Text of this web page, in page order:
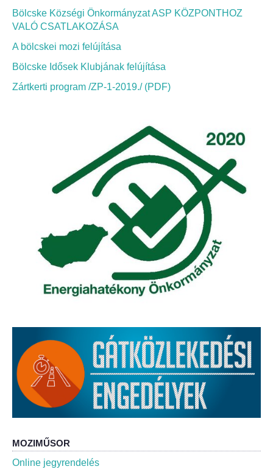
ÖNKORMÁNYZAT
Képviselő-testület
Képviselő-testületi ülések
Bizottsági ülések
A helyi választási bizottság
A helyi választási bizottság határozatai
Roma Nemzetiségi Önkormányzat
Roma Nemzetiségi Önkormányzat ülések
Polgármesteri normatív határozatok
Önkormányzati támogatások
Szabályzatok
Közbeszerzések
Bölcske Községi Önkormányzat ASP KÖZPONTHOZ
VALÓ CSATLAKOZÁSA
A bölcskei mozi felújítása
Bölcske Idősek Klubjának felújítása
Zártkerti program /ZP-1-2019./ (PDF)
MOZIMŰSOR
Online jegyrendelés